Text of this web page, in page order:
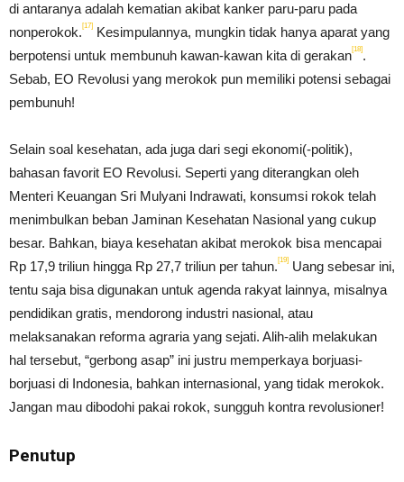
di antaranya adalah kematian akibat kanker paru-paru pada
nonperokok.[17] Kesimpulannya, mungkin tidak hanya aparat yang
berpotensi untuk membunuh kawan-kawan kita di gerakan[18].
Sebab, EO Revolusi yang merokok pun memiliki potensi sebagai
pembunuh!
Selain soal kesehatan, ada juga dari segi ekonomi(-politik),
bahasan favorit EO Revolusi. Seperti yang diterangkan oleh
Menteri Keuangan Sri Mulyani Indrawati, konsumsi rokok telah
menimbulkan beban Jaminan Kesehatan Nasional yang cukup
besar. Bahkan, biaya kesehatan akibat merokok bisa mencapai
Rp 17,9 triliun hingga Rp 27,7 triliun per tahun.[19] Uang sebesar ini,
tentu saja bisa digunakan untuk agenda rakyat lainnya, misalnya
pendidikan gratis, mendorong industri nasional, atau
melaksanakan reforma agraria yang sejati. Alih-alih melakukan
hal tersebut, “gerbong asap” ini justru memperkaya borjuasi-
borjuasi di Indonesia, bahkan internasional, yang tidak merokok.
Jangan mau dibodohi pakai rokok, sungguh kontra revolusioner!
Penutup